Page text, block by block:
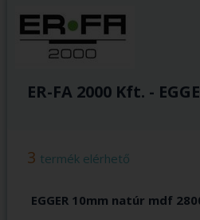
ER-FA 2000 Kft. -
3 termék elérhető
EGGER 10mm natúr mdf